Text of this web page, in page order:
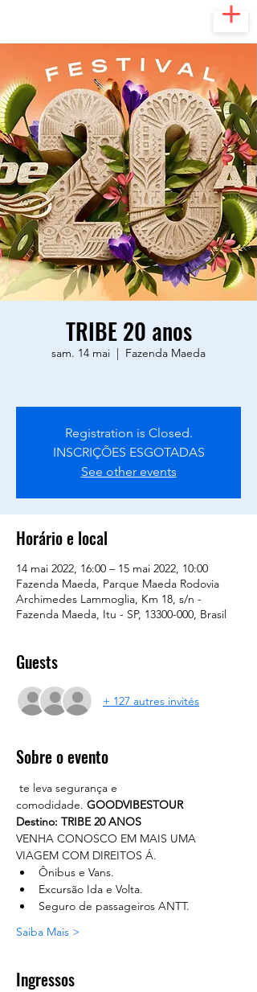
TRIBE 20 anos
sam. 14 mai
  |
Fazenda Maeda
Registration is Closed.
INSCRIÇÕES ESGOTADAS
See other events
Horário e local
14 mai 2022, 16:00 – 15 mai 2022, 10:00
Fazenda Maeda, Parque Maeda Rodovia
Archimedes Lammoglia, Km 18, s/n -
Fazenda Maeda, Itu - SP, 13300-000, Brasil
Guests
+ 127 autres invités
Sobre o evento
comodidade. GOODVIBESTOUR
Destino: TRIBE 20 ANOS
VENHA CONOSCO EM MAIS UMA
VIAGEM COM DIREITOS Á.
Ônibus e Vans.
Excursão Ida e Volta.
Seguro de passageiros ANTT.
Saiba Mais >
Ingressos